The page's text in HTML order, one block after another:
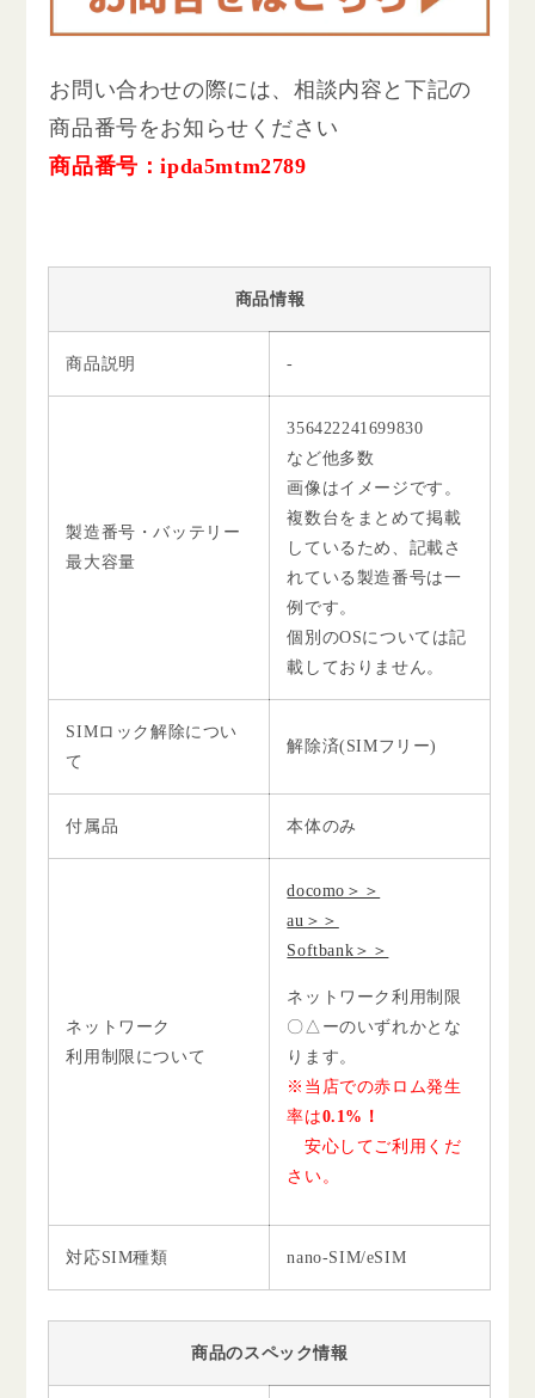
お問い合わせの際には、相談内容と下記の
商品番号をお知らせください
商品番号：ipda5mtm2789
商品情報
商品説明 -
製造番号・バッテリー
最大容量
356422241699830
など他多数
画像はイメージです。
複数台をまとめて掲載
しているため、記載さ
れている製造番号は一
例です。
個別のOSについては記
載しておりません。
SIMロック解除につい
て
解除済(SIMフリー)
付属品 本体のみ
ネットワーク
利用制限について
docomo＞＞
au＞＞
Softbank＞＞
ネットワーク利用制限
〇△ーのいずれかとな
ります。
※当店での赤ロム発生
率は0.1%！
安心してご利用くだ
さい。
対応SIM種類 nano-SIM/eSIM
商品のスペック情報